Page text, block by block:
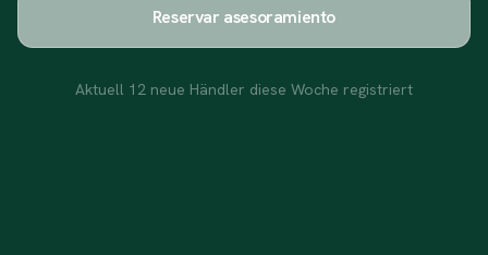
Reservar asesoramiento
Aktuell 12 neue Händler diese Woche registriert